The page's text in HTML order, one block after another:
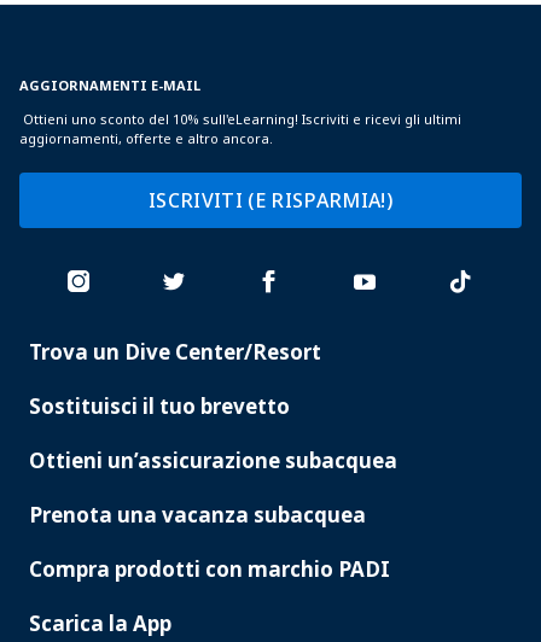
AGGIORNAMENTI E-MAIL
Ottieni uno sconto del 10% sull'eLearning! Iscriviti e ricevi gli ultimi
aggiornamenti, offerte e altro ancora.
ISCRIVITI (E RISPARMIA!)
PADI
Trova un Dive Center/Resort
Sostituisci il tuo brevetto
Ottieni un’assicurazione subacquea
Prenota una vacanza subacquea
Compra prodotti con marchio PADI
Scarica la App